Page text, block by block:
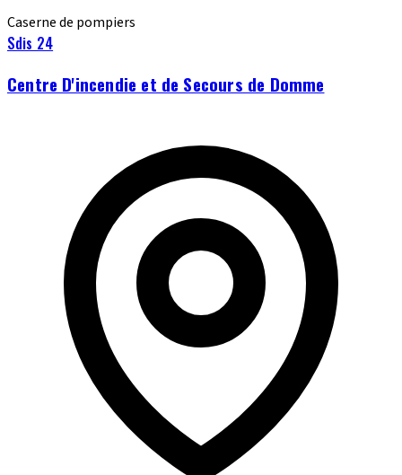
Caserne de pompiers
Sdis 24
Centre D'incendie et de Secours de Domme